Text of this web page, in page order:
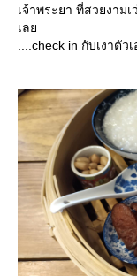
เจ้าพระยา ที่สวยงาม
เล
....check in กับเงาตั